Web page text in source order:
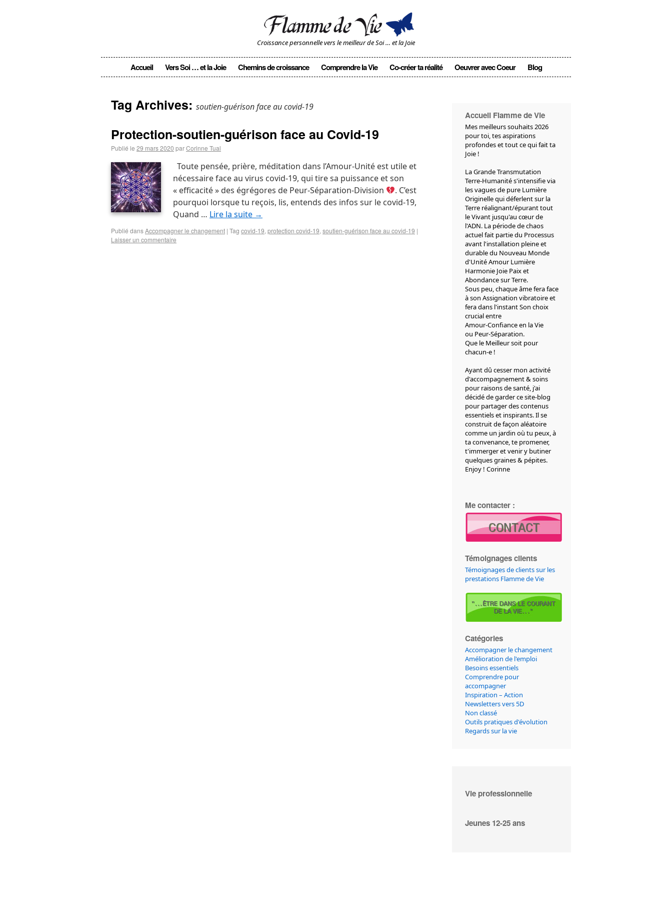
Croissance personnelle vers le meilleur de Soi … et la Joie
Accueil Vers Soi … et la Joie Chemins de croissance Comprendre la Vie Co-créer ta réalité Oeuvrer avec Coeur Blog
Tag Archives: soutien-guérison face au covid-19
Protection-soutien-guérison face au Covid-19
Publié le 29 mars 2020 parCorinne Tual
Toute pensée, prière, méditation dans l’Amour-Unité est utile et
nécessaire face au virus covid-19, qui tire sa puissance et son
« efficacité » des égrégores de Peur-Séparation-Division
. C’est
pourquoi lorsque tu reçois, lis, entends des infos sur le covid-19,
Quand … Lire la suite →
Publié dansAccompagner le changement | Tag covid-19, protection covid-19, soutien-guérison face au covid-19 |
Laisser un commentaire
Accueil Flamme de Vie
Mes meilleurs souhaits 2026
pour toi, tes aspirations
profondes et tout ce qui fait ta
Joie !
La Grande Transmutation
Terre-Humanité s'intensifie via
les vagues de pure Lumière
Originelle qui déferlent sur la
Terre réalignant/épurant tout
le Vivant jusqu'au cœur de
l'ADN. La période de chaos
actuel fait partie du Processus
avant l'installation pleine et
durable du Nouveau Monde
d'Unité Amour Lumière
Harmonie Joie Paix et
Abondance sur Terre.
Sous peu, chaque âme fera face
à son Assignation vibratoire et
fera dans l'instant Son choix
crucial entre
Amour-Confiance en la Vie
ou Peur-Séparation.
Que le Meilleur soit pour
chacun-e !
Ayant dû cesser mon activité
d'accompagnement & soins
pour raisons de santé, j'ai
décidé de garder ce site-blog
pour partager des contenus
essentiels et inspirants. Il se
construit de façon aléatoire
comme un jardin où tu peux, à
ta convenance, te promener,
t'immerger et venir y butiner
quelques graines & pépites.
Enjoy ! Corinne
Me contacter :
Témoignages clients
Témoignages de clients sur les
prestations Flamme de Vie
Catégories
Accompagner le changement
Amélioration de l'emploi
Besoins essentiels
Comprendre pour
accompagner
Inspiration – Action
Newsletters vers 5D
Non classé
Outils pratiques d'évolution
Regards sur la vie
Vie professionnelle
Jeunes 12-25 ans